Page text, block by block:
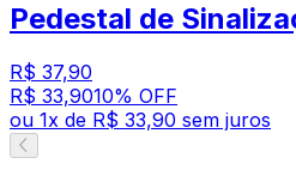
Pedestal de
R$ 37,90
R$ 33,9010% OFF
ou 1x de R$ 33,90 sem juros